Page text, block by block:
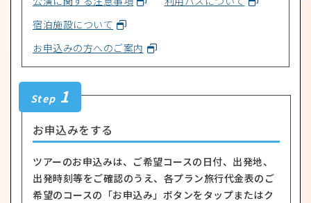
宿泊施設について
お申込みの方へのご案内
Step 1
お申込みをする
ツアーのお申込みは、ご希望コースの日付、出発地、
出発時刻等をご確認のうえ、各プラン旅行代金表のご
希望のコースの「お申込み」ボタンをタップまたはク